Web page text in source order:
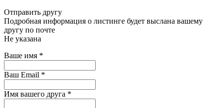
Отправить другу
Подробная информация о листинге будет выслана вашему
другу по почте
Не указана
Ваше имя *
Ваш Email *
Имя вашего друга *